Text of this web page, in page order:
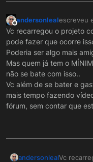
Offline
andersonlealescreveu
última
Vc recarregou o projeto
pode fazer que ocorre
Poderia ser algo mais
Mas quem já tem o
não se bate com isso..
Vc além de se bater e
mais tempo fazendo
fórum, sem contar que
andersonlealVc